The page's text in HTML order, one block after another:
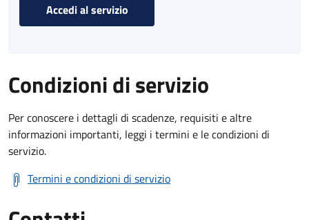
Accedi al servizio
Condizioni di servizio
Per conoscere i dettagli di scadenze, requisiti e altre
informazioni importanti, leggi i termini e le condizioni di
servizio.
Termini e condizioni di servizio